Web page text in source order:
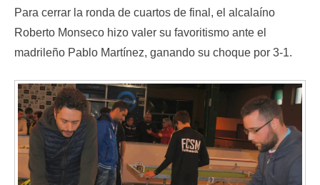
Para cerrar la ronda de cuartos de final, el alcalaíno
Roberto Monseco hizo valer su favoritismo ante el
madrileño Pablo Martínez, ganando su choque por 3-1.